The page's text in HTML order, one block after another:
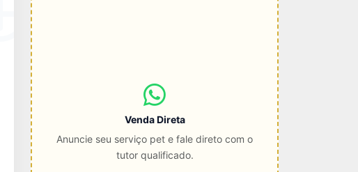
Venda Direta
Anuncie seu serviço pet e fale direto com o
tutor qualificado.